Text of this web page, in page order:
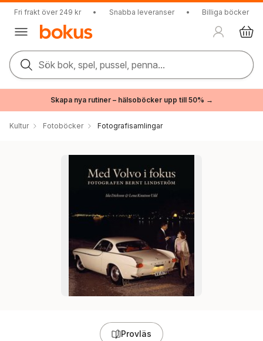
Fri frakt över 249 kr • Snabba leveranser • Billiga böcker
Sök bok, spel, pussel, penna...
Skapa nya rutiner – hälsoböcker upp till 50% →
Kultur Fotoböcker Fotografisamlingar
Provläs